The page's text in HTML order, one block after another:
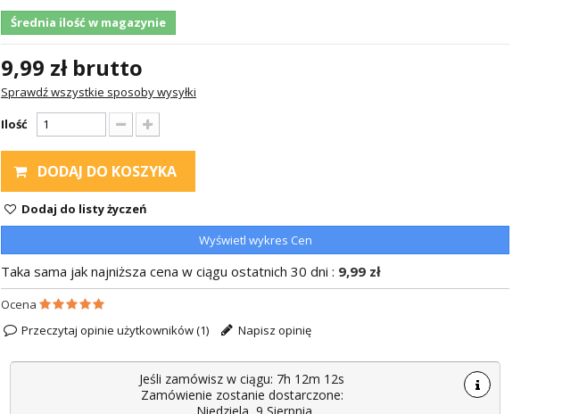
Średnia ilość w magazynie
9,99 złbrutto
Sprawdź wszystkie sposoby wysyłki
Ilość
DODAJ DO KOSZYKA
Dodaj do listy życzeń
Wyświetl wykres Cen
Taka sama jak najniższa cena w ciągu ostatnich 30 dni : 9,99 zł
Ocena
Przeczytaj opinie użytkowników (1) Napisz opinię
Jeśli zamówisz w ciągu: 7h 12m 11s
Zamówienie zostanie dostarczone: